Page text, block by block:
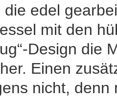
die edel
mit den
Design die
Einen
nicht,